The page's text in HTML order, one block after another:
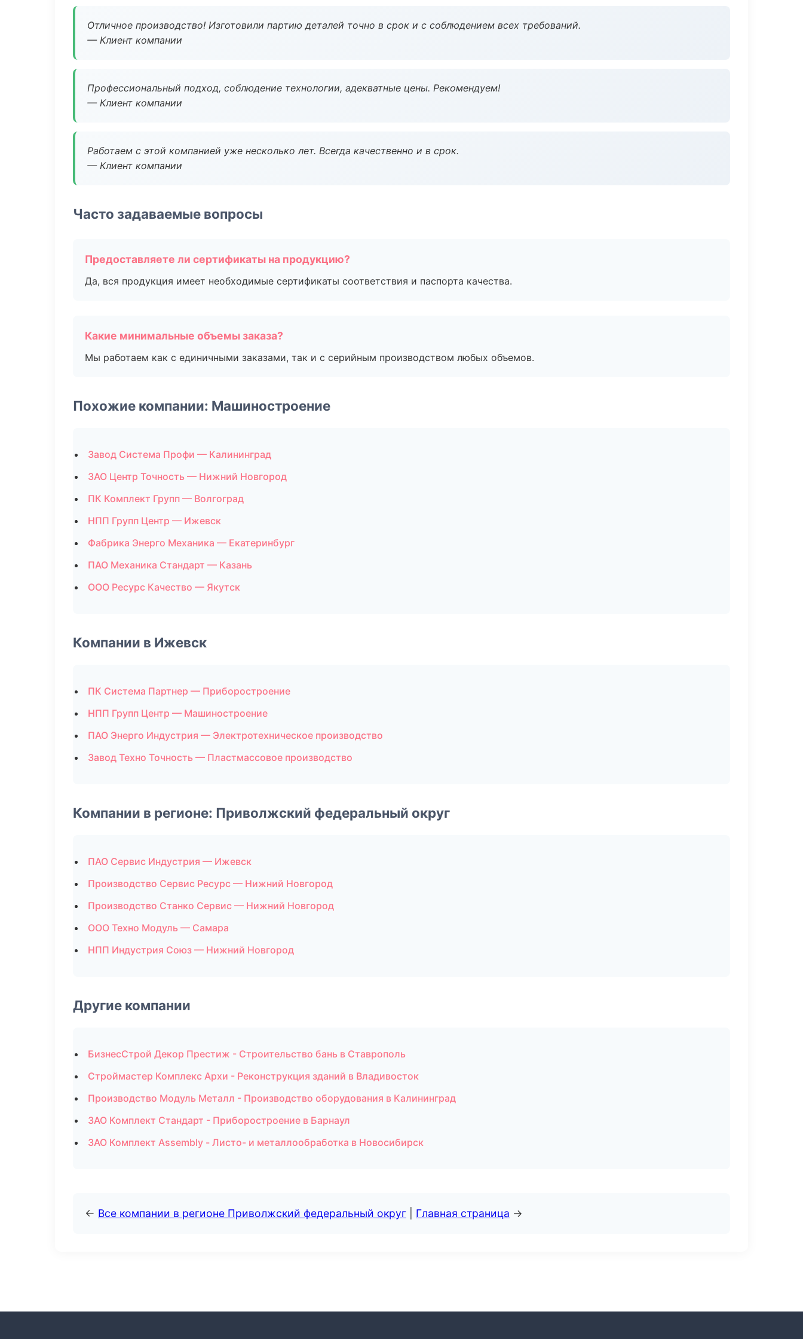
Отличное производство! Изготовили партию деталей точно в срок и с соблюдением всех требований.
— Клиент компании
Профессиональный подход, соблюдение технологии, адекватные цены. Рекомендуем!
— Клиент компании
Работаем с этой компанией уже несколько лет. Всегда качественно и в срок.
— Клиент компании
Часто задаваемые вопросы
Предоставляете ли сертификаты на продукцию?
Да, вся продукция имеет необходимые сертификаты соответствия и паспорта качества.
Какие минимальные объемы заказа?
Мы работаем как с единичными заказами, так и с серийным производством любых объемов.
Похожие компании: Машиностроение
Завод Система Профи — Калининград
ЗАО Центр Точность — Нижний Новгород
ПК Комплект Групп — Волгоград
НПП Групп Центр — Ижевск
Фабрика Энерго Механика — Екатеринбург
ПАО Механика Стандарт — Казань
ООО Ресурс Качество — Якутск
Компании в Ижевск
ПК Система Партнер — Приборостроение
НПП Групп Центр — Машиностроение
ПАО Энерго Индустрия — Электротехническое производство
Завод Техно Точность — Пластмассовое производство
Компании в регионе: Приволжский федеральный округ
ПАО Сервис Индустрия — Ижевск
Производство Сервис Ресурс — Нижний Новгород
Производство Станко Сервис — Нижний Новгород
ООО Техно Модуль — Самара
НПП Индустрия Союз — Нижний Новгород
Другие компании
БизнесСтрой Декор Престиж - Строительство бань в Ставрополь
Строймастер Комплекс Архи - Реконструкция зданий в Владивосток
Производство Модуль Металл - Производство оборудования в Калининград
ЗАО Комплект Стандарт - Приборостроение в Барнаул
ЗАО Комплект Assembly - Листо- и металлообработка в Новосибирск
← Все компании в регионе Приволжский федеральный округ Главная страница →